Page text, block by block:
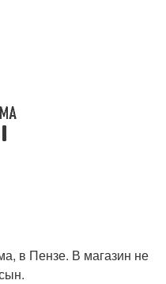
в Пензе. В магазин не